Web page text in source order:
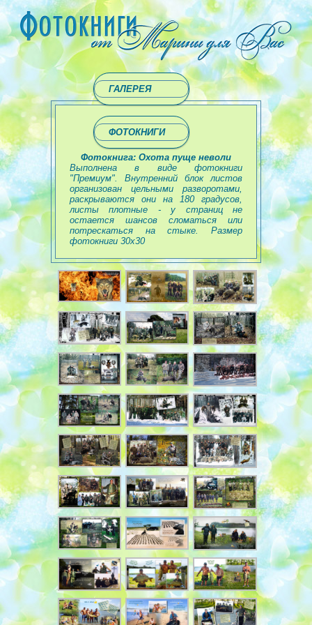
ГАЛЕРЕЯ
ФОТОКНИГИ
Фотокнига: Охота пуще неволи
Выполнена в виде фотокниги
"Премиум". Внутренний блок листов
организован цельными разворотами,
раскрываются они на 180 градусов,
листы плотные - у страниц не
остается шансов сломаться или
потрескаться на стыке. Размер
фотокниги 30х30